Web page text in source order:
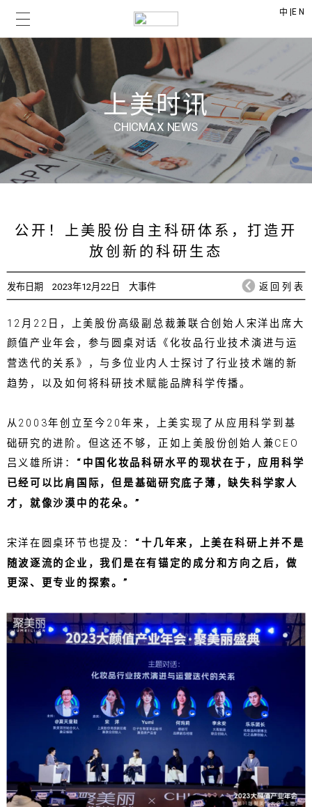
中 |EN
上美时讯
CHICMAX NEWS
公开！上美股份自主科研体系，打造开
放创新的科研生态
发布日期 2023年12月22日 大事件 返回列表
12月22日，上美股份高级副总裁兼联合创始人宋洋出席大
颜值产业年会，参与圆桌对话《化妆品行业技术演进与运
营迭代的关系》，与多位业内人士探讨了行业技术端的新
趋势，以及如何将科研技术赋能品牌科学传播。
从2003年创立至今20年来，上美实现了从应用科学到基
础研究的进阶。但这还不够，正如上美股份创始人兼CEO
吕义雄所讲： “中国化妆品科研水平的现状在于，应用科学
已经可以比肩国际，但是基础研究底子薄，缺失科学家人
才，就像沙漠中的花朵。”
宋洋在圆桌环节也提及： “十几年来，上美在科研上并不是
随波逐流的企业，我们是在有锚定的成分和方向之后，做
更深、更专业的探索。”